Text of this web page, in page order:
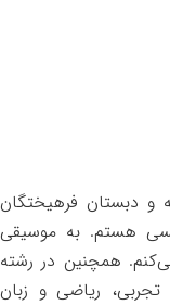
دبستان فرهیختگان
ترم ۱۹ زبان انگلیسی هستم. به موسیقی
همچنین در رشته
تجربی، ریاضی و زبان